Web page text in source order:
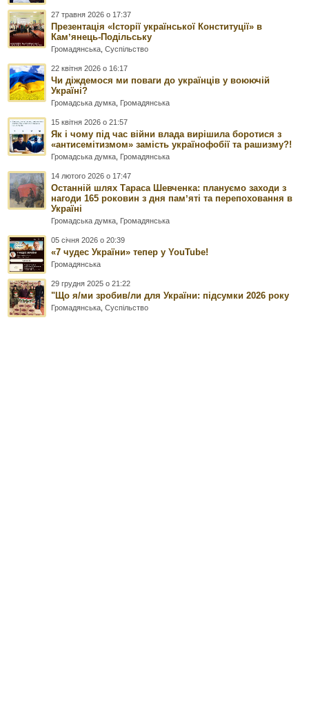
27 травня 2026 о 17:37
Презентація «Історії української Конституції» в
Камʼянець-Подільську
Громадянська ,Суспільство
22 квітня 2026 о 16:17
Чи діждемося ми поваги до українців у воюючій
Україні?
Громадська думка Громадянська
15 квітня 2026 о 21:57
Як і чому під час війни влада вирішила боротися з
«антисемітизмом» замість українофобії та рашизму?!
Громадська думка Громадянська
14 лютого 2026 о 17:47
Останній шлях Тараса Шевченка: плануємо заходи з
нагоди 165 роковин з дня памʼяті та перепоховання в
Україні
Громадська думка Громадянська
05 січня 2026 о 20:39
«7 чудес України» тепер у YouTube!
Громадянська
29 грудня 2025 о 21:22
"Що я/ми зробив/ли для України: підсумки 2026 року
Громадянська ,Суспільство